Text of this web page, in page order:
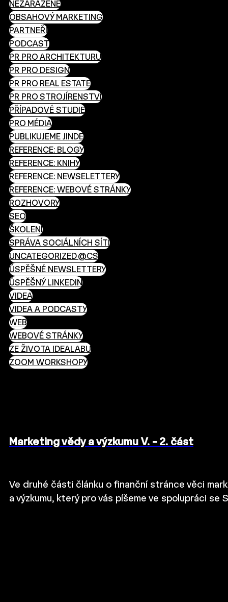
NEZAŘAZENÉ
OBSAHOVÝ MARKETING
PARTNEŘI
PODCAST
PR PRO ARCHITEKTURU
PR PRO DESIGN
PR PRO REAL ESTATE
PR PRO STROJÍRENSTVÍ
PŘÍPADOVÉ STUDIE
PRO MÉDIA
PUBLIKUJEME JINDE
REFERENCE: BLOGY
REFERENCE: KNIHY
REFERENCE: NEWSELETTERY
REFERENCE: WEBOVÉ STRÁNKY
ROZHOVORY
SEO
ŠKOLENÍ
SPRÁVA SOCIÁLNÍCH SÍTÍ
UNCATEGORIZED @CS
ÚSPĚŠNÉ NEWSLETTERY
ÚSPĚŠNÝ LINKEDIN
VIDEA
VIDEA A PODCASTY
WEB
WEBOVÉ STRÁNKY
ZE ŽIVOTA IDEALABU
ZOOM WORKSHOPY
Marketing vědy a výzkumu V. – 2. část
Ve druhé části článku o finanční stránce věci
a výzkumu, který pro vás píšeme ve spolupráci